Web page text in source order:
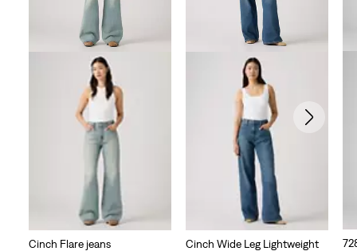
Cinch Flare jeans
Cinch Wide Leg Lightweight